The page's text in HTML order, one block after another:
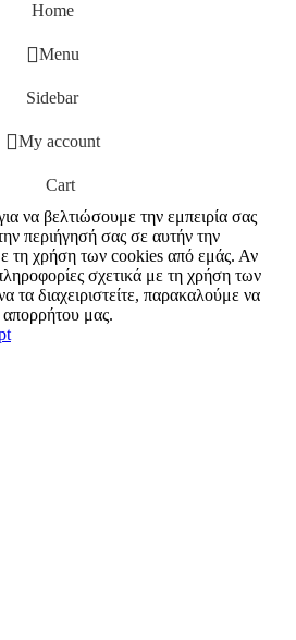
Home
Menu
Sidebar
My account
Cart
να βελτιώσουμε την εμπειρία σας
περιήγησή σας σε αυτήν την
τη χρήση των cookies από εμάς. Αν
σχετικά με τη χρήση των
τα διαχειριστείτε, παρακαλούμε να
απορρήτου μας.